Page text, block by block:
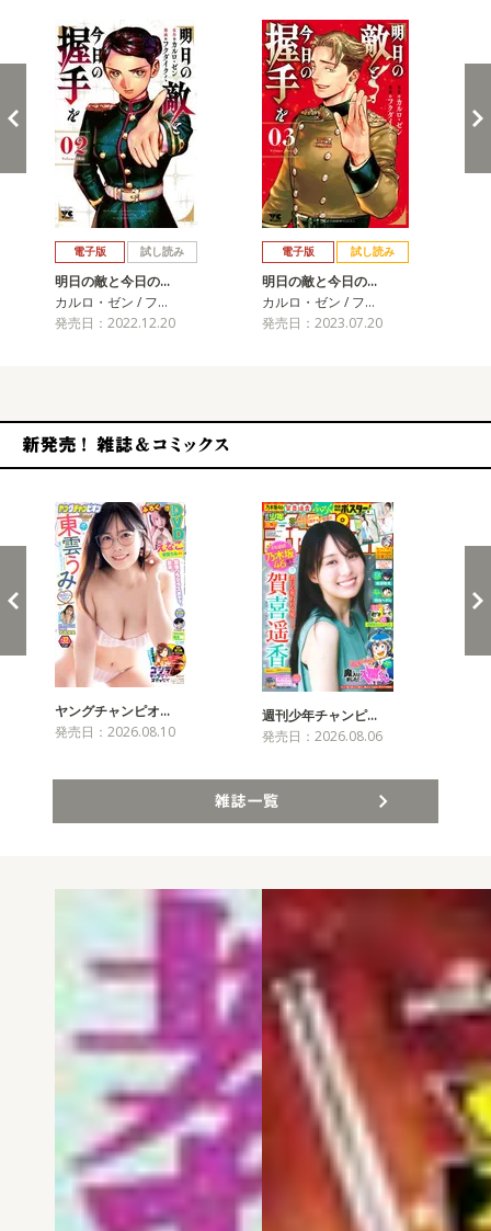
電子版 試し読み
明日の敵と今日の…
カルロ・ゼン / フ…
発売日：2022.12.20
電子版 試し読み
明日の敵と今日の…
カルロ・ゼン / フ…
発売日：2023.07.20
ヤングチャンピオ…
発売日：2026.08.10
週刊少年チャンピ…
発売日：2026.08.06